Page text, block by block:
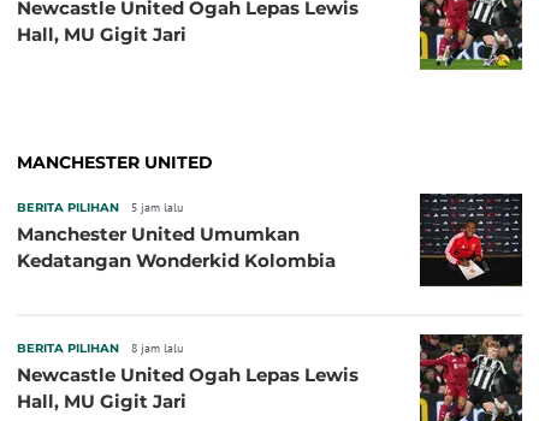
Newcastle United Ogah Lepas Lewis
Hall, MU Gigit Jari
MANCHESTER UNITED
BERITA PILIHAN 5 jam lalu
Manchester United Umumkan
Kedatangan Wonderkid Kolombia
BERITA PILIHAN 8 jam lalu
Newcastle United Ogah Lepas Lewis
Hall, MU Gigit Jari